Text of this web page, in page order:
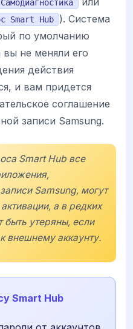
Smart Hub
). Система
по умолчанию
вы не меняли его
действия
и вам придется
соглашение
записи Samsung.
Smart Hub все
Samsung, могут
а в редких
быть утеряны, если
внешнему аккаунту.
Smart Hub